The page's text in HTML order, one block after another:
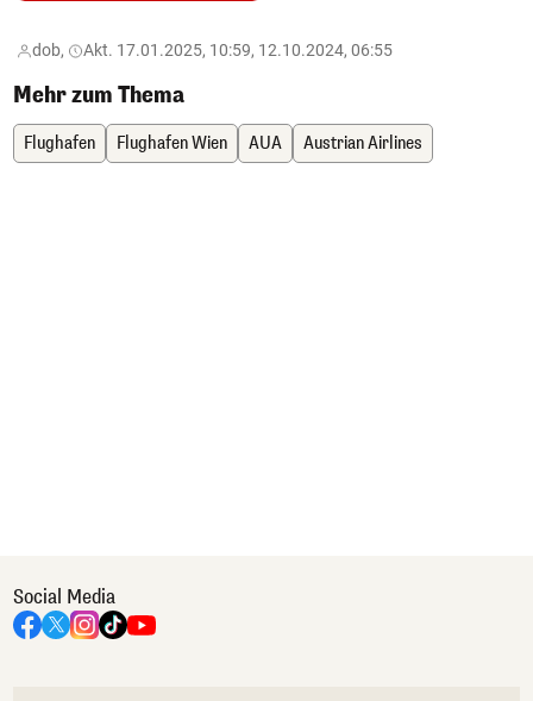
dob, Akt. 17.01.2025, 10:59, 12.10.2024, 06:55
Mehr zum Thema
Flughafen Flughafen Wien AUA Austrian Airlines
Social Media